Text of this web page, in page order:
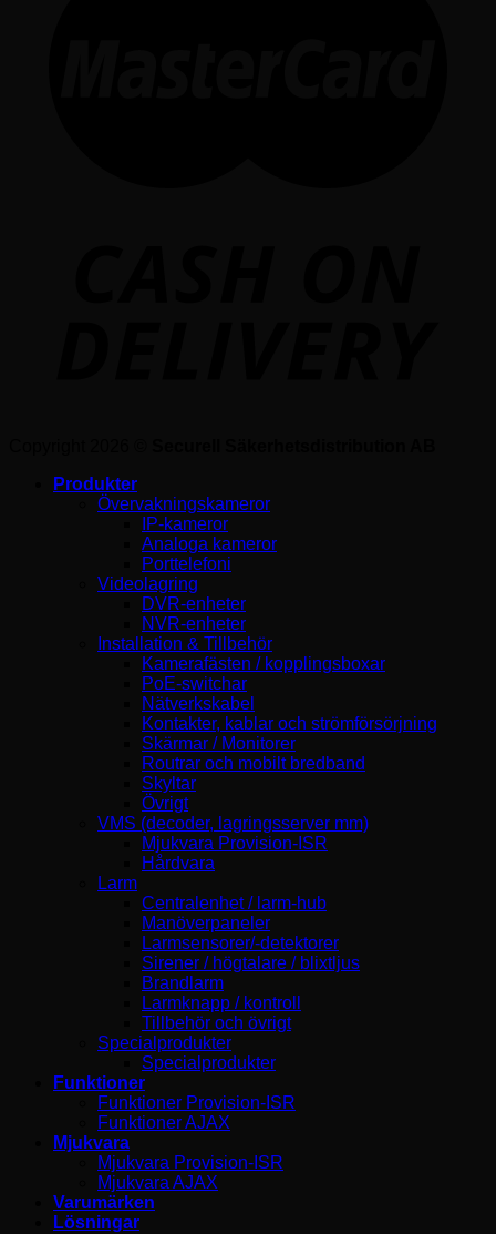
Produkter
Övervakningskameror
IP-kameror
Analoga kameror
Porttelefoni
Videolagring
DVR-enheter
NVR-enheter
Installation & Tillbehör
Kamerafästen / kopplingsboxar
PoE-switchar
Nätverkskabel
Kontakter, kablar och strömförsörjning
Skärmar / Monitorer
Routrar och mobilt bredband
Skyltar
Övrigt
VMS (decoder, lagringsserver mm)
Mjukvara Provision-ISR
Hårdvara
Larm
Centralenhet / larm-hub
Manöverpaneler
Larmsensorer/-detektorer
Sirener / högtalare / blixtljus
Brandlarm
Larmknapp / kontroll
Tillbehör och övrigt
Specialprodukter
Specialprodukter
Funktioner
Funktioner Provision-ISR
Funktioner AJAX
Mjukvara
Mjukvara Provision-ISR
Mjukvara AJAX
Varumärken
Lösningar